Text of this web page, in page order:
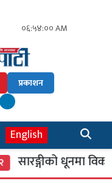
०६:५४:०१ AM
प्रकाशन
English
सारङ्गीको धूनमा